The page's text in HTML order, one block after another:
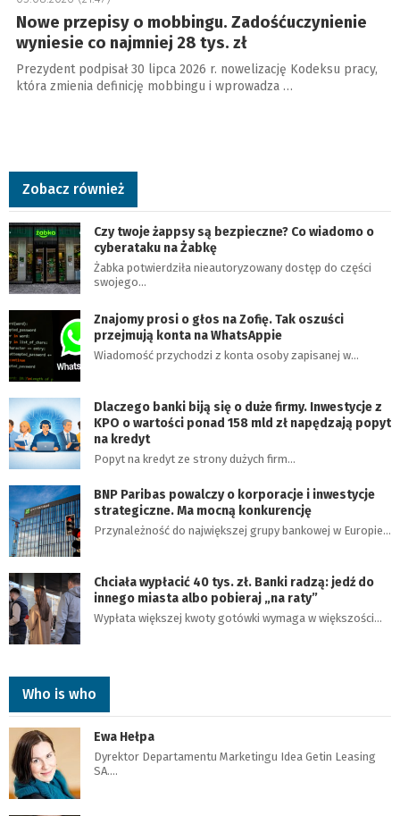
Nowe przepisy o mobbingu. Zadośćuczynienie
wyniesie co najmniej 28 tys. zł
Prezydent podpisał 30 lipca 2026 r. nowelizację Kodeksu pracy,
która zmienia definicję mobbingu i wprowadza …
Zobacz również
Czy twoje żappsy są bezpieczne? Co wiadomo o
cyberataku na Żabkę
Żabka potwierdziła nieautoryzowany dostęp do części
swojego…
Znajomy prosi o głos na Zofię. Tak oszuści
przejmują konta na WhatsAppie
Wiadomość przychodzi z konta osoby zapisanej w…
Dlaczego banki biją się o duże firmy. Inwestycje z
KPO o wartości ponad 158 mld zł napędzają popyt
na kredyt
Popyt na kredyt ze strony dużych firm…
BNP Paribas powalczy o korporacje i inwestycje
strategiczne. Ma mocną konkurencję
Przynależność do największej grupy bankowej w Europie…
Chciała wypłacić 40 tys. zł. Banki radzą: jedź do
innego miasta albo pobieraj „na raty”
Wypłata większej kwoty gotówki wymaga w większości…
Who is who
Ewa Hełpa
Dyrektor Departamentu Marketingu Idea Getin Leasing
SA.…